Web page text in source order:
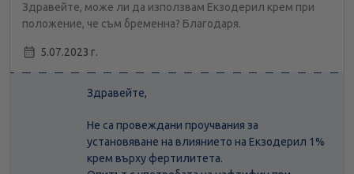
Здравейте, може ли да използвам Екзодерил крем при
положение, че съм бременна? Благодаря.
5.07.2023 г.
Здравейте,
Не са провеждани проучвания за
установяване на влиянието на Екзодерил 1%
крем върху фертилитета.